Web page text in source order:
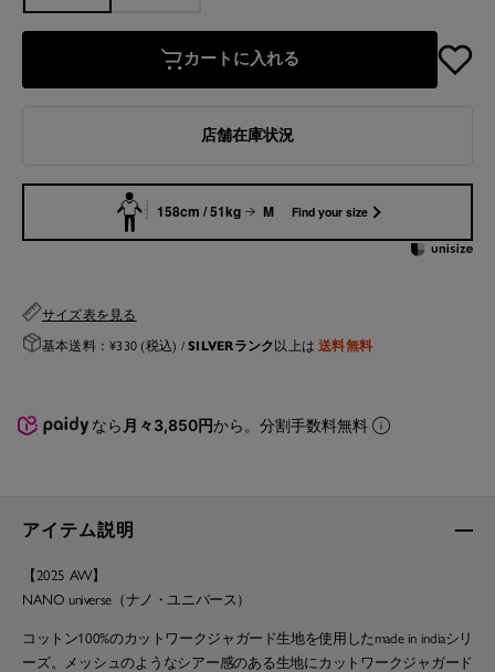
アイテム説明
【2025 AW】
NANO universe（ナノ・ユニバース）
コットン100%のカットワークジャガード生地を使用したmade in indiaシリ
ーズ。メッシュのようなシアー感のある生地にカットワークジャガード
カートに入れる
店舗在庫状況
158cm / 51kg M Find your size
サイズ表を見る
基本送料：¥330 (税込) /SILVERランク 以上は送料無料
なら 月々3,850円から。分割手数料無料